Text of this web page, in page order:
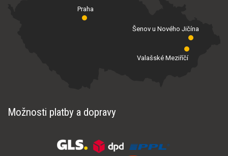
Praha
Valašské Meziříčí
Šenov u Nového Jičína
Možnosti platby a dopravy